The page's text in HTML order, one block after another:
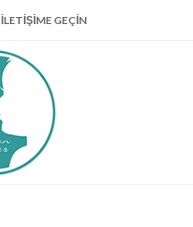
İLETİŞİME GEÇİN